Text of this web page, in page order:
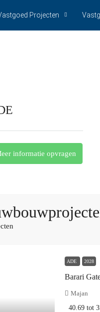
Projecten
informatie opvragen
ADE 2028
Barari
Majan
40.69 tot